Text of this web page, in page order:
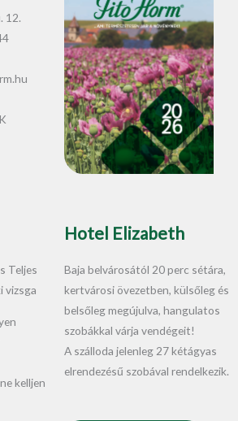
12.
Teljes
vizsga
kelljen
Hotel Elizabeth
Baja belvárosától 20 perc sétára,
kertvárosi övezetben, külsőleg és
belsőleg megújulva, hangulatos
szobákkal várja vendégeit!
A szálloda jelenleg 27 kétágyas
elrendezésű szobával rendelkezik.